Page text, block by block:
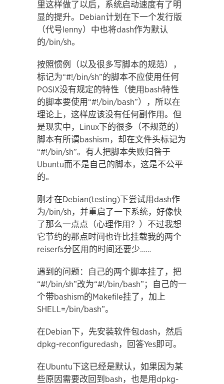
里这样做了以后，系统启动速度有了明
显的提升。Debian计划在下一个发行版
（代号lenny）中也将dash作为默认
的/bin/sh。
按照惯例（以及很多写脚本的规范），
标记为“#!/bin/sh”的脚本不应使用任何
POSIX没有规定的特性（使用bash特性
的脚本要使用“#!/bin/bash”），所以在
理论上，这样应该没有任何副作用。但
是现实中，Linux下的很多（不规范的）
脚本有所谓bashism，却在文件头标记为
“#!/bin/sh”。有人把脚本失败归咎于
Ubuntu而不是自己的脚本，这是不公平
的。
刚才在Debian(testing)下尝试用dash作
为/bin/sh，并重启了一下系统，好像快
了那么一点点（心理作用？）不过我想
它节约的那点时间也许比挂载我的两个
reiserfs分区用的时间还要少……
遇到的问题：自己的两个脚本挂了，把
“#!/bin/sh”改为“#!/bin/bash”；自己的一
个带bashism的Makefile挂了，加上
SHELL=/bin/bash”。
在Debian下，先安装软件包dash，然后
dpkg-reconfiguredash，回答Yes即可。
在Ubuntu下这已经是默认，如果因为某
些原因需要改回到bash，也是用dpkg-